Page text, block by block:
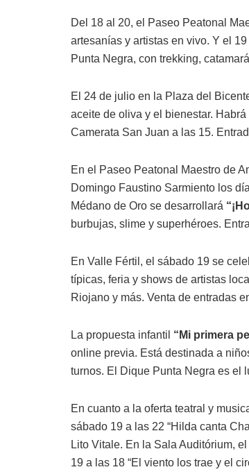
Del 18 al 20, el Paseo Peatonal
artesanías y artistas en vivo. Y el
Punta Negra, con trekking,
El 24 de julio en la Plaza del
aceite de oliva y el bienestar.
Camerata San Juan a las 15.
En el Paseo Peatonal Maestro de
Domingo Faustino Sarmiento los
Médano de Oro se desarrollará
burbujas, slime y superhéroes.
En Valle Fértil, el sábado 19 se
típicas, feria y shows de artistas
Riojano y más. Venta de entradas
La propuesta infantil “Mi primera
online previa. Está destinada a
turnos. El Dique Punta Negra es el
En cuanto a la oferta teatral y
sábado 19 a las 22 “Hilda canta
Lito Vitale. En la Sala Auditórium,
19 a las 18 “El viento los trae y el